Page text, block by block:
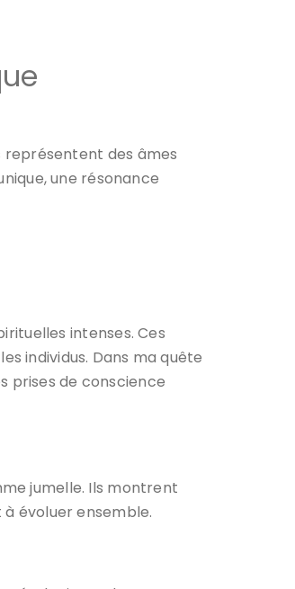
représentent des âmes
une résonance
intenses. Ces
individus. Dans ma quête
prises de conscience
jumelle. Ils montrent
évoluer ensemble.